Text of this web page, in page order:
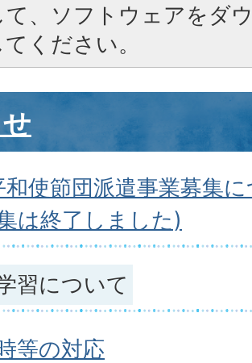
て、ソフトウェアをダ
ください。
和使節団派遣事業募集
は終了しました)
習について
等の対応